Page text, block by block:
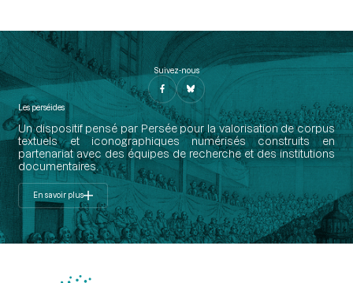
Suivez-nous
Les perséides
Un dispositif pensé par Persée pour la valorisation de corpus
textuels et iconographiques numérisés construits en
partenariat avec des équipes de recherche et des institutions
documentaires.
En savoir plus